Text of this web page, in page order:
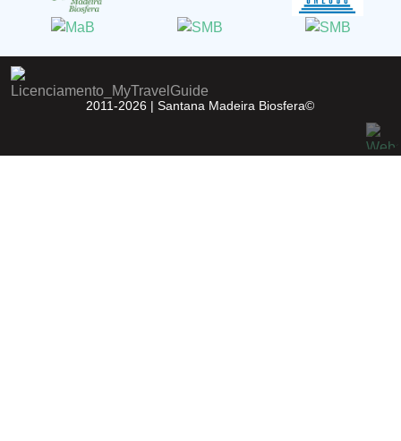
2011-2026 |Santana Madeira Biosfera©